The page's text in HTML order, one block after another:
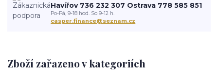
Zboží zařazeno v kategoriích
Havířov 736 232 307 Ostrava 778 585 851
Po-Pá, 9-18 hod. So 9-12 h.
casper.finance@seznam.cz